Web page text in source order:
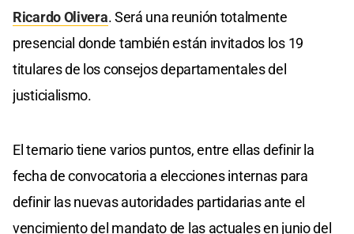
Ricardo Olivera. Será una reunión totalmente
presencial donde también están invitados los 19
titulares de los consejos departamentales del
justicialismo.
El temario tiene varios puntos, entre ellas definir la
fecha de convocatoria a elecciones internas para
definir las nuevas autoridades partidarias ante el
vencimiento del mandato de las actuales en junio del